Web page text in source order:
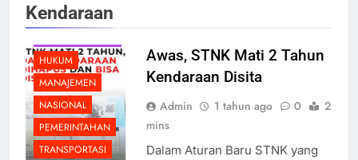
Kendaraan
BERITA
HUKUM
MANAJEMEN
NASIONAL
PEMERINTAHAN
TRANSPORTASI
Awas, STNK Mati 2 Tahun
Kendaraan Disita
Admin 1 tahun ago 0
2
mins
Dalam Aturan Baru STNK yang